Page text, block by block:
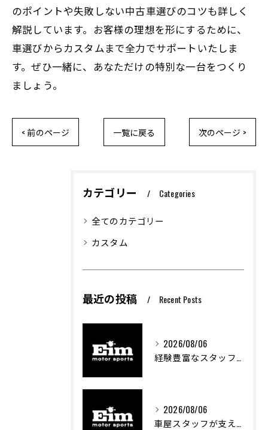
のポイントや失敗しない中古車選びのコツも詳しく
解説しています。お客様の理想を形にするために、
車選びからカスタムまで全力でサポートいたしま
す。ぜひ一緒に、あなただけの特別な一台をつくり
ましょう。
< 前のページ 一覧に戻る 次のページ >
カテゴリー Categories
全てのカテゴリー
カスタム
最近の投稿 Recent Posts
2026/08/06
経験豊富なスタッフが支える車屋のカスタム技術
2026/08/06
車屋スタッフが支える車両カスタムの魅力と技術